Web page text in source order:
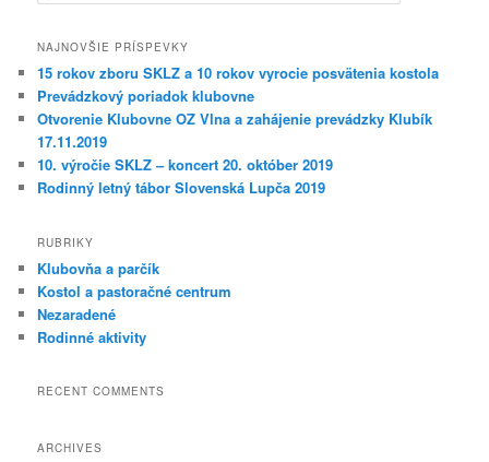
NAJNOVŠIE PRÍSPEVKY
15 rokov zboru SKLZ a 10 rokov vyrocie posvätenia kostola
Prevádzkový poriadok klubovne
Otvorenie Klubovne OZ Vlna a zahájenie prevádzky Klubík
17.11.2019
10. výročie SKLZ – koncert 20. október 2019
Rodinný letný tábor Slovenská Lupča 2019
RUBRIKY
Klubovňa a parčík
Kostol a pastoračné centrum
Nezaradené
Rodinné aktivity
RECENT COMMENTS
ARCHIVES